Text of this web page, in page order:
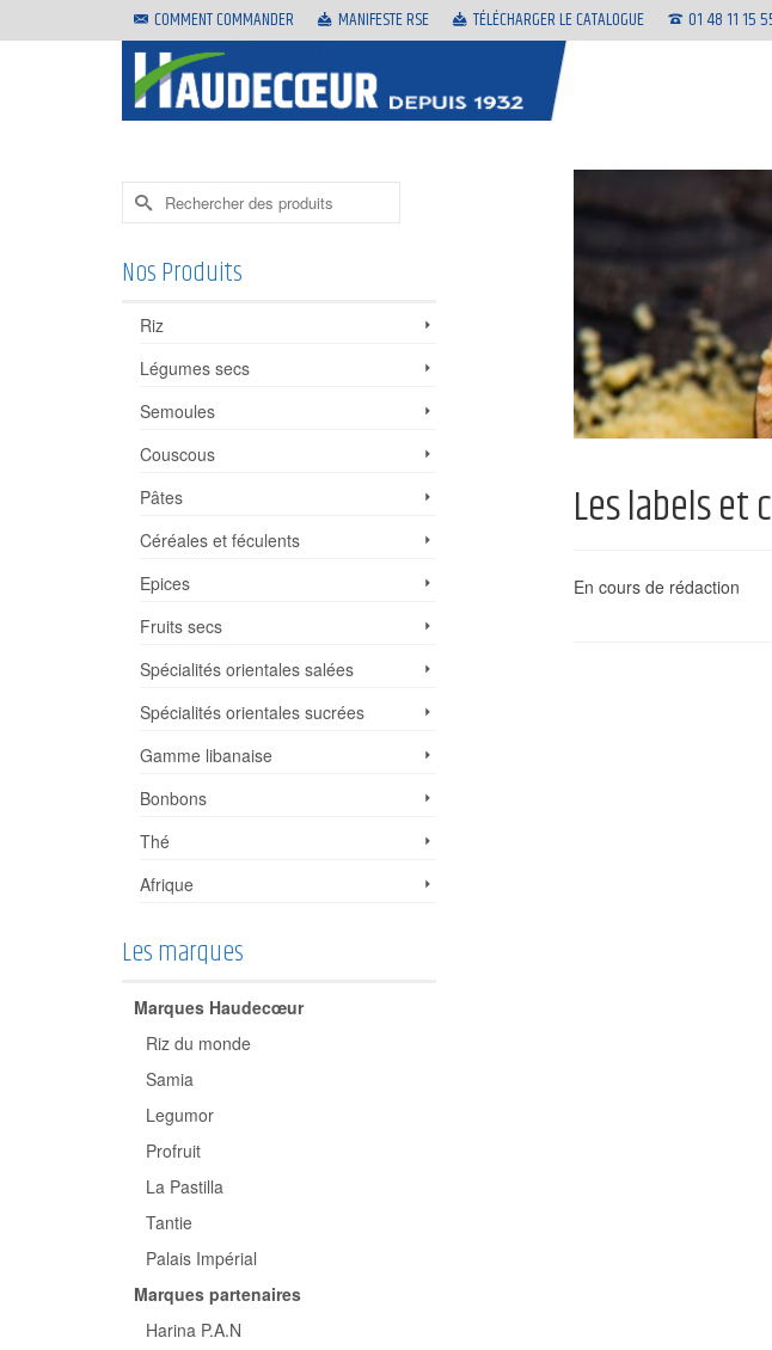
COMMENT COMMANDER MANIFESTE RSE TÉLÉCHARGER LE CATALOGUE 01 48 11 15
Les labels
En cours de rédaction
Rechercher :
Nos Produits
Riz
Légumes secs
Semoules
Couscous
Pâtes
Céréales et féculents
Epices
Fruits secs
Spécialités orientales salées
Spécialités orientales sucrées
Gamme libanaise
Bonbons
Thé
Afrique
Les marques
Marques Haudecœur
Riz du monde
Samia
Legumor
Profruit
La Pastilla
Tantie
Palais Impérial
Marques partenaires
Harina P.A.N